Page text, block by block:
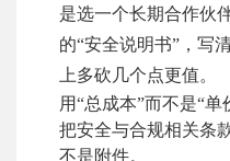
是选一个长期合作伙
的“安全说明书”，写
上多砍几个点更值。
用“总成本”而不是“单
把安全与合规相关条
不是附件。